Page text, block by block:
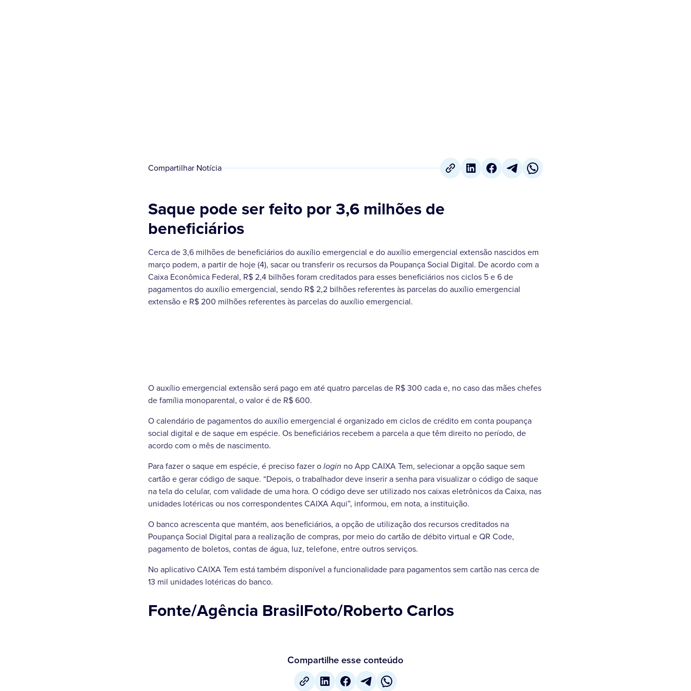
Compartilhar Notícia
Saque pode ser feito por 3,6 milhões de
beneficiários
Cerca de 3,6 milhões de beneficiários do auxílio emergencial e do auxílio emergencial extensão nascidos em
março podem, a partir de hoje (4), sacar ou transferir os recursos da Poupança Social Digital. De acordo com a
Caixa Econômica Federal, R$ 2,4 bilhões foram creditados para esses beneficiários nos ciclos 5 e 6 de
pagamentos do auxílio emergencial, sendo R$ 2,2 bilhões referentes às parcelas do auxílio emergencial
extensão e R$ 200 milhões referentes às parcelas do auxílio emergencial.
O auxílio emergencial extensão será pago em até quatro parcelas de R$ 300 cada e, no caso das mães chefes
de família monoparental, o valor é de R$ 600.
O calendário de pagamentos do auxílio emergencial é organizado em ciclos de crédito em conta poupança
social digital e de saque em espécie. Os beneficiários recebem a parcela a que têm direito no período, de
acordo com o mês de nascimento.
Para fazer o saque em espécie, é preciso fazer o login no App CAIXA Tem, selecionar a opção saque sem
cartão e gerar código de saque. “Depois, o trabalhador deve inserir a senha para visualizar o código de saque
na tela do celular, com validade de uma hora. O código deve ser utilizado nos caixas eletrônicos da Caixa, nas
unidades lotéricas ou nos correspondentes CAIXA Aqui”, informou, em nota, a instituição.
O banco acrescenta que mantém, aos beneficiários, a opção de utilização dos recursos creditados na
Poupança Social Digital para a realização de compras, por meio do cartão de débito virtual e QR Code,
pagamento de boletos, contas de água, luz, telefone, entre outros serviços.
No aplicativo CAIXA Tem está também disponível a funcionalidade para pagamentos sem cartão nas cerca de
13 mil unidades lotéricas do banco.
Fonte/Agência BrasilFoto/Roberto Carlos
Compartilhe esse conteúdo